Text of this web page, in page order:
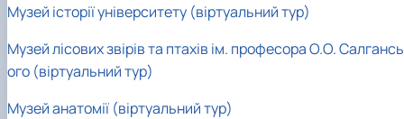
Музей історії університету (віртуальний тур)
Музей лісових звірів та птахів ім. професора О.О.
ого (віртуальний тур)
Музей анатомії (віртуальний тур)